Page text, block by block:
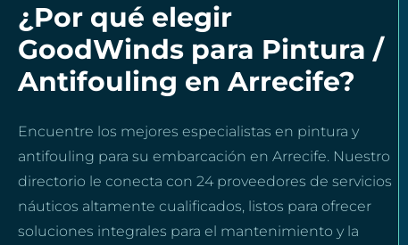
¿Por qué elegir
GoodWinds para Pintura /
Antifouling en Arrecife?
Encuentre los mejores especialistas en pintura y
antifouling para su embarcación en Arrecife. Nuestro
directorio le conecta con 24 proveedores de servicios
náuticos altamente cualificados, listos para ofrecer
soluciones integrales para el mantenimiento y la